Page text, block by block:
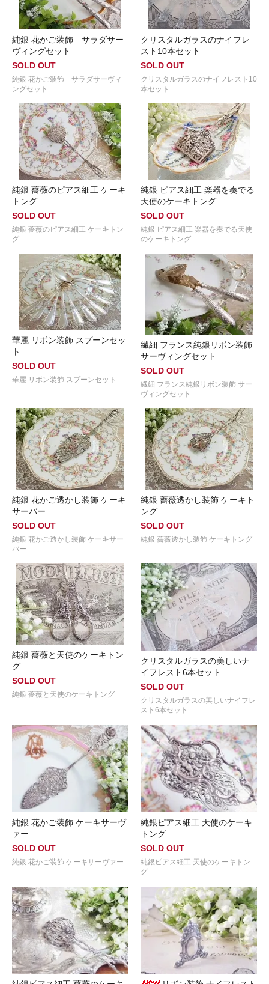
純銀 花かご装飾 サラダサー
ヴィングセット
SOLD OUT
純銀 花かご装飾 サラダサーヴィ
ングセット
クリスタルガラスのナイフレ
スト10本セット
SOLD OUT
クリスタルガラスのナイフレスト10
本セット
純銀 薔薇のピアス細工 ケーキ
トング
SOLD OUT
純銀 薔薇のピアス細工 ケーキトン
グ
純銀 ピアス細工 楽器を奏でる
天使のケーキトング
SOLD OUT
純銀 ピアス細工 楽器を奏でる天使
のケーキトング
華麗 リボン装飾 スプーンセッ
ト
SOLD OUT
華麗 リボン装飾 スプーンセット
繊細 フランス純銀リボン装飾
サーヴィングセット
SOLD OUT
繊細 フランス純銀リボン装飾 サー
ヴィングセット
純銀 花かご透かし装飾 ケーキ
サーバー
SOLD OUT
純銀 花かご透かし装飾 ケーキサー
バー
純銀 薔薇透かし装飾 ケーキト
ング
SOLD OUT
純銀 薔薇透かし装飾 ケーキトング
純銀 薔薇と天使のケーキトン
グ
SOLD OUT
純銀 薔薇と天使のケーキトング
クリスタルガラスの美しいナ
イフレスト6本セット
SOLD OUT
クリスタルガラスの美しいナイフレ
スト6本セット
純銀 花かご装飾 ケーキサーヴ
ァー
SOLD OUT
純銀 花かご装飾 ケーキサーヴァー
純銀ピアス細工 天使のケーキ
トング
SOLD OUT
純銀ピアス細工 天使のケーキトン
グ